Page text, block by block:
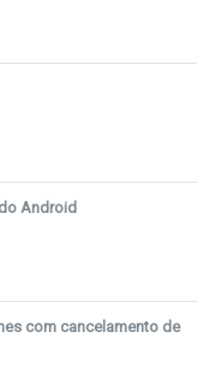
Android
com cancelamento de